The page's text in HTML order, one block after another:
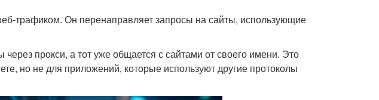
Он перенаправляет запросы на сайты, использующие
через прокси, а тот уже общается с сайтами от своего имени. Это
но не для приложений, которые используют другие протоколы